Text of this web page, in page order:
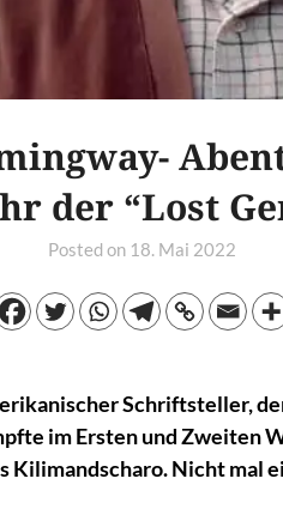
der “Lost
Posted on 18. Mai 2022
Schriftsteller,
im Ersten und Zweiten
Kilimandscharo. Nicht mal